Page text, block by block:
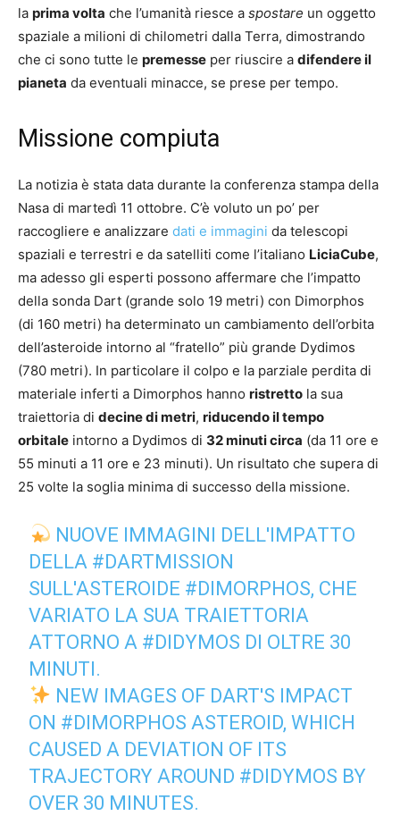
la prima volta che l’umanità riesce a spostare un oggetto
spaziale a milioni di chilometri dalla Terra, dimostrando
che ci sono tutte le premesse per riuscire a difendere il
pianeta da eventuali minacce, se prese per tempo.
Missione compiuta
La notizia è stata data durante la conferenza stampa della
Nasa di martedì 11 ottobre. C’è voluto un po’ per
raccogliere e analizzare dati e immagini da telescopi
spaziali e terrestri e da satelliti come l’italiano LiciaCube,
ma adesso gli esperti possono affermare che l’impatto
della sonda Dart (grande solo 19 metri) con Dimorphos
(di 160 metri) ha determinato un cambiamento dell’orbita
dell’asteroide intorno al “fratello” più grande Dydimos
(780 metri). In particolare il colpo e la parziale perdita di
materiale inferti a Dimorphos hanno ristretto la sua
traiettoria di decine di metri, riducendo il tempo
orbitale intorno a Dydimos di 32 minuti circa (da 11 ore e
55 minuti a 11 ore e 23 minuti). Un risultato che supera di
25 volte la soglia minima di successo della missione.
NUOVE IMMAGINI DELL'IMPATTO
DELLA #DARTMISSION
SULL'ASTEROIDE #DIMORPHOS, CHE
VARIATO LA SUA TRAIETTORIA
ATTORNO A #DIDYMOS DI OLTRE 30
MINUTI.
NEW IMAGES OF DART'S IMPACT
ON #DIMORPHOS ASTEROID, WHICH
CAUSED A DEVIATION OF ITS
TRAJECTORY AROUND #DIDYMOS BY
OVER 30 MINUTES.